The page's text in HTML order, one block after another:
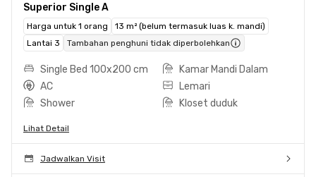
Superior Single A
Harga untuk 1 orang
13 m² (belum termasuk luas k. mandi)
Lantai 3
Tambahan penghuni tidak diperbolehkan
Single Bed 100x200 cm
Kamar Mandi Dalam
AC
Lemari
Shower
Kloset duduk
Lihat Detail
Jadwalkan Visit